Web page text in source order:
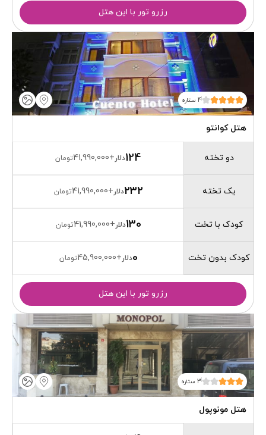
رزرو تور با این هتل
4 ستاره
هتل کوانتو
دو تخته
یک تخته
کودک با تخت
کودک بدون تخت
124دلار+
41,990,000تومان
232دلار+
41,990,000تومان
130دلار+
41,990,000تومان
0دلار+
45,900,000تومان
رزرو تور با این هتل
3 ستاره
هتل مونوپول